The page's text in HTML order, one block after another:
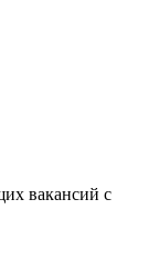
вакансий с